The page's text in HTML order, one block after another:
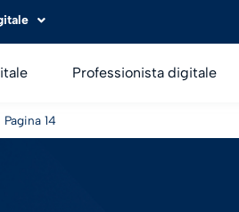
Professionista digitale
Pagina 14